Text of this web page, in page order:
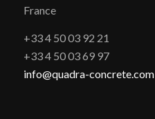
France
+33 4 50 03 92 21
+33 4 50 03 69 97
info@quadra-concrete.com